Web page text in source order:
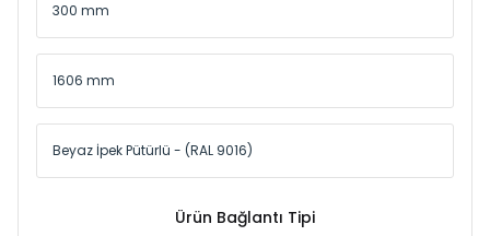
Ürün Bağlantı Tipi